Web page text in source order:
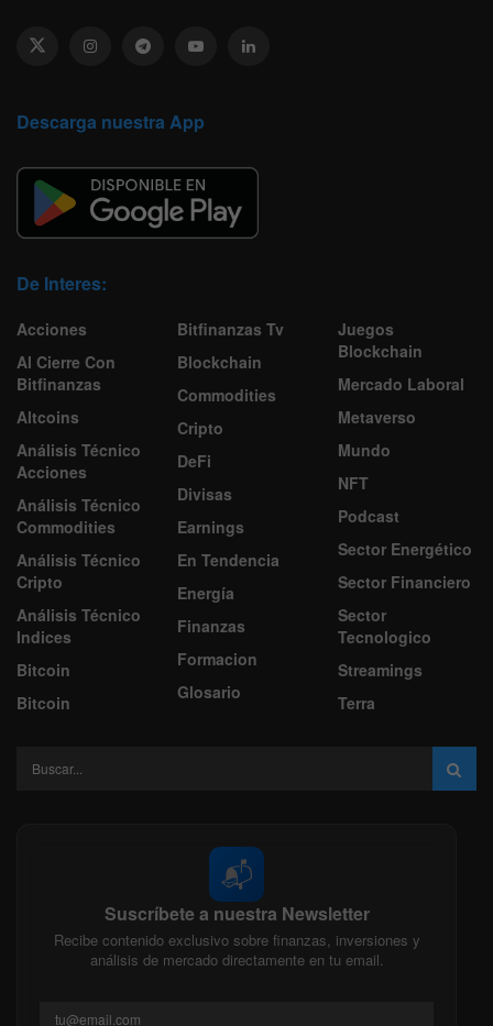
Descarga nuestra App
De Interes:
Acciones
Al Cierre Con
Bitfinanzas
Altcoins
Análisis Técnico
Acciones
Análisis Técnico
Commodities
Análisis Técnico
Cripto
Análisis Técnico
Indices
Bitcoin
Bitcoin
Bitfinanzas Tv
Blockchain
Commodities
Cripto
DeFi
Divisas
Earnings
En Tendencia
Energía
Finanzas
Formacion
Glosario
Juegos
Blockchain
Mercado Laboral
Metaverso
Mundo
NFT
Podcast
Sector Energético
Sector Financiero
Sector
Tecnologico
Streamings
Terra
📬
Suscríbete a nuestra Newsletter
Recibe contenido exclusivo sobre finanzas, inversiones y
análisis de mercado directamente en tu email.